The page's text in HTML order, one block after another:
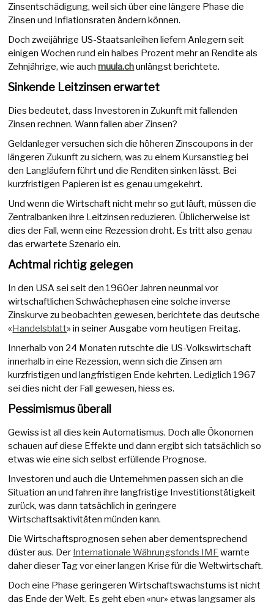
Zinsentschädigung, weil sich über eine längere Phase die
Zinsen und Inflationsraten ändern können.
Doch zweijährige US-Staatsanleihen liefern Anlegern seit
einigen Wochen rund ein halbes Prozent mehr an Rendite als
Zehnjährige, wie auchmuula.chunlängst berichtete.
Sinkende Leitzinsen erwartet
Dies bedeutet, dass Investoren in Zukunft mit fallenden
Zinsen rechnen. Wann fallen aber Zinsen?
Geldanleger versuchen sich die höheren Zinscoupons in der
längeren Zukunft zu sichern, was zu einem Kursanstieg bei
den Langläufern führt und die Renditen sinken lässt. Bei
kurzfristigen Papieren ist es genau umgekehrt.
Und wenn die Wirtschaft nicht mehr so gut läuft, müssen die
Zentralbanken ihre Leitzinsen reduzieren. Üblicherweise ist
dies der Fall, wenn eine Rezession droht. Es tritt also genau
das erwartete Szenario ein.
Achtmal richtig gelegen
In den USA sei seit den 1960er Jahren neunmal vor
wirtschaftlichen Schwächephasen eine solche inverse
Zinskurve zu beobachten gewesen, berichtete das deutsche
«Handelsblatt» in seiner Ausgabe vom heutigen Freitag.
Innerhalb von 24 Monaten rutschte die US-Volkswirtschaft
innerhalb in eine Rezession, wenn sich die Zinsen am
kurzfristigen und langfristigen Ende kehrten. Lediglich 1967
sei dies nicht der Fall gewesen, hiess es.
Pessimismus überall
Gewiss ist all dies kein Automatismus. Doch alle Ökonomen
schauen auf diese Effekte und dann ergibt sich tatsächlich so
etwas wie eine sich selbst erfüllende Prognose.
Investoren und auch die Unternehmen passen sich an die
Situation an und fahren ihre langfristige Investitionstätigkeit
zurück, was dann tatsächlich in geringere
Wirtschaftsaktivitäten münden kann.
Die Wirtschaftsprognosen sehen aber dementsprechend
düster aus. Der Internationale Währungsfonds IMFwarnte
daher dieser Tag vor einer langen Krise für die Weltwirtschaft.
Doch eine Phase geringeren Wirtschaftswachstums ist nicht
das Ende der Welt. Es geht eben «nur» etwas langsamer als